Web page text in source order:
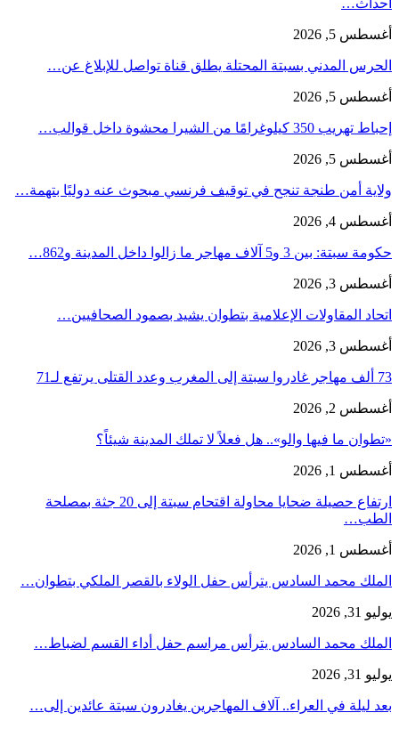
أغسطس 5, 2026
الحرس المدني بسبتة المحتلة يطلق قناة تواصل للإبلاغ عن…
أغسطس 5, 2026
إحباط تهريب 350 كيلوغرامًا من الشيرا محشوة داخل قوالب…
أغسطس 5, 2026
ولاية أمن طنجة تنجح في توقيف فرنسي مبحوث عنه دوليًا بتهمة…
أغسطس 4, 2026
حكومة سبتة: بين 3 و5 آلاف مهاجر ما زالوا داخل المدينة و862…
أغسطس 3, 2026
اتحاد المقاولات الإعلامية بتطوان يشيد بصمود الصحافيين…
أغسطس 3, 2026
73 ألف مهاجر غادروا سبتة إلى المغرب وعدد القتلى يرتفع لـ71
أغسطس 2, 2026
«تطوان ما فيها والو».. هل فعلاً لا تملك المدينة شيئاً؟
أغسطس 1, 2026
ارتفاع حصيلة ضحايا محاولة اقتحام سبتة إلى 20 جثة بمصلحة
الطب…
أغسطس 1, 2026
الملك محمد السادس يترأس حفل الولاء بالقصر الملكي بتطوان…
يوليو 31, 2026
الملك محمد السادس يترأس مراسم حفل أداء القسم لضباط…
يوليو 31, 2026
بعد ليلة في العراء.. آلاف المهاجرين يغادرون سبتة عائدين إلى…